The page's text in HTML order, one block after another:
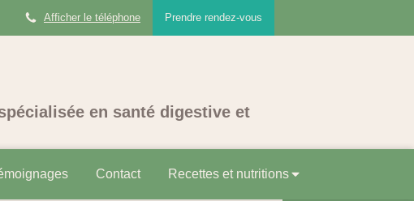
Prendre rendez-vous
Afficher le téléphone
en santé digestive et
Contact Recettes et nutritions